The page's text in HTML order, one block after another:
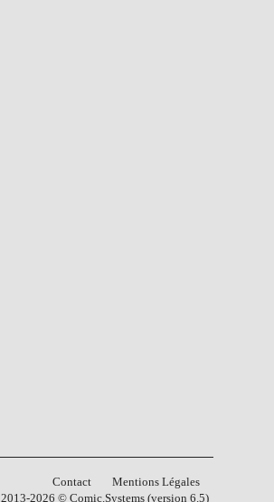
Contact
Mentions Légales
2013-2026 © Comic.Systems (version 6.5)